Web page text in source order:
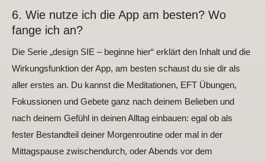
6. Wie nutze ich die App am besten? Wo
fange ich an?
Die Serie „design SIE – beginne hier“ erklärt den Inhalt und die
Wirkungsfunktion der App, am besten schaust du sie dir als
aller erstes an. Du kannst die Meditationen, EFT Übungen,
Fokussionen und Gebete ganz nach deinem Belieben und
nach deinem Gefühl in deinen Alltag einbauen: egal ob als
fester Bestandteil deiner Morgenroutine oder mal in der
Mittagspause zwischendurch, oder Abends vor dem